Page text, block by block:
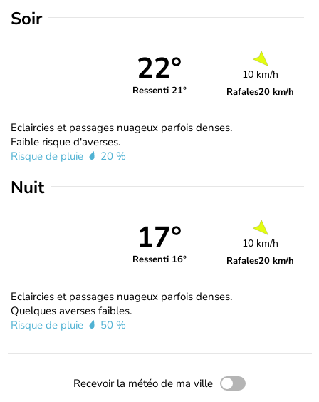
Soir
22°
Ressenti 21°
10 km/h
Rafales20 km/h
Eclaircies et passages nuageux parfois denses.
Faible risque d'averses.
Risque de pluie
20 %
Nuit
17°
Ressenti 16°
10 km/h
Rafales20 km/h
Eclaircies et passages nuageux parfois denses.
Quelques averses faibles.
Risque de pluie
50 %
Recevoir la météo de ma ville